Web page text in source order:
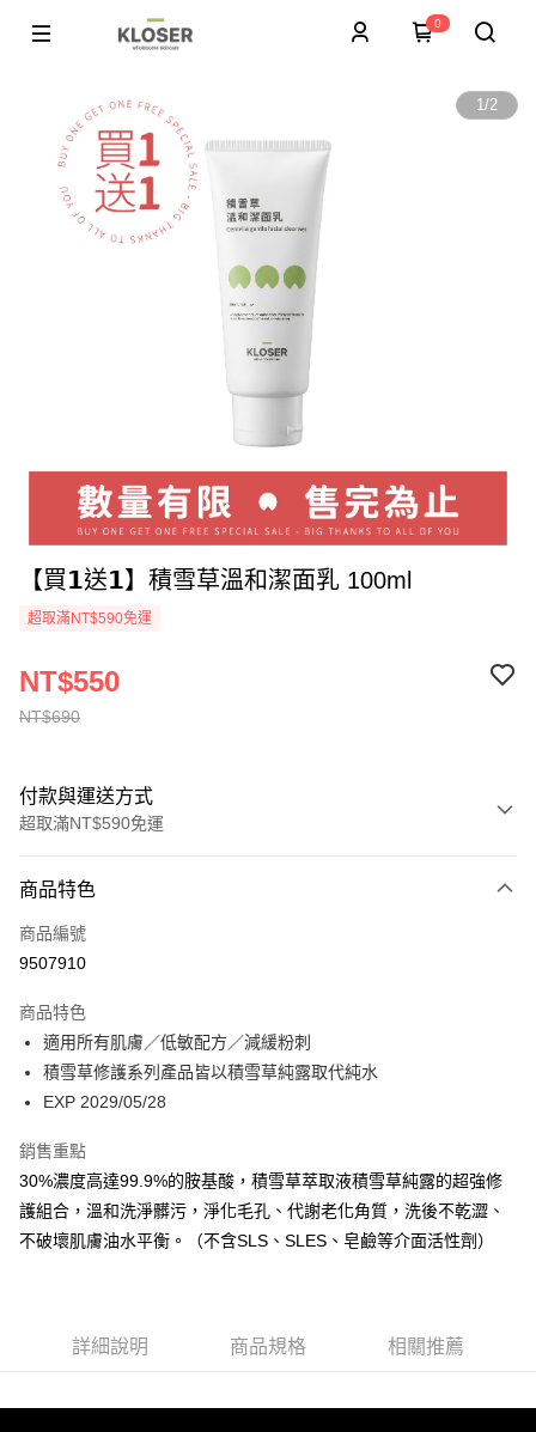
0
1/2
【買𝟭送𝟭】積雪草溫和潔面乳 100ml
超取滿NT$590免運
NT$690
NT$550
付款與運送方式
超取滿NT$590免運
信用卡一次付款
超商取貨付款
運送方式
每筆NT$70，滿NT$590(含以上)免運費
7-11取貨付款
每筆NT$70，滿NT$590(含以上)免運費
商品特色
商品編號
9507910
商品特色
適用所有肌膚／低敏配方／減緩粉刺
積雪草修護系列產品皆以積雪草純露取代純水
EXP 2029/05/28
銷售重點
30%濃度高達99.9%的胺基酸，積雪草萃取液積雪草純露的超強修
護組合，溫和洗淨髒污，淨化毛孔、代謝老化角質，洗後不乾澀、
不破壞肌膚油水平衡。（不含SLS、SLES、皂鹼等介面活性劑）
詳細說明 商品規格 相關推薦